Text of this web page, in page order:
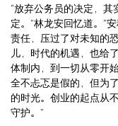
“放弃公务员的决定，其
定。”林龙安回忆道。“
责任，压过了对未知的
儿，时代的机遇，也给
体制内，到一切从零开
全不忐忑是假的，但为
的时光。创业的起点从
守护。”